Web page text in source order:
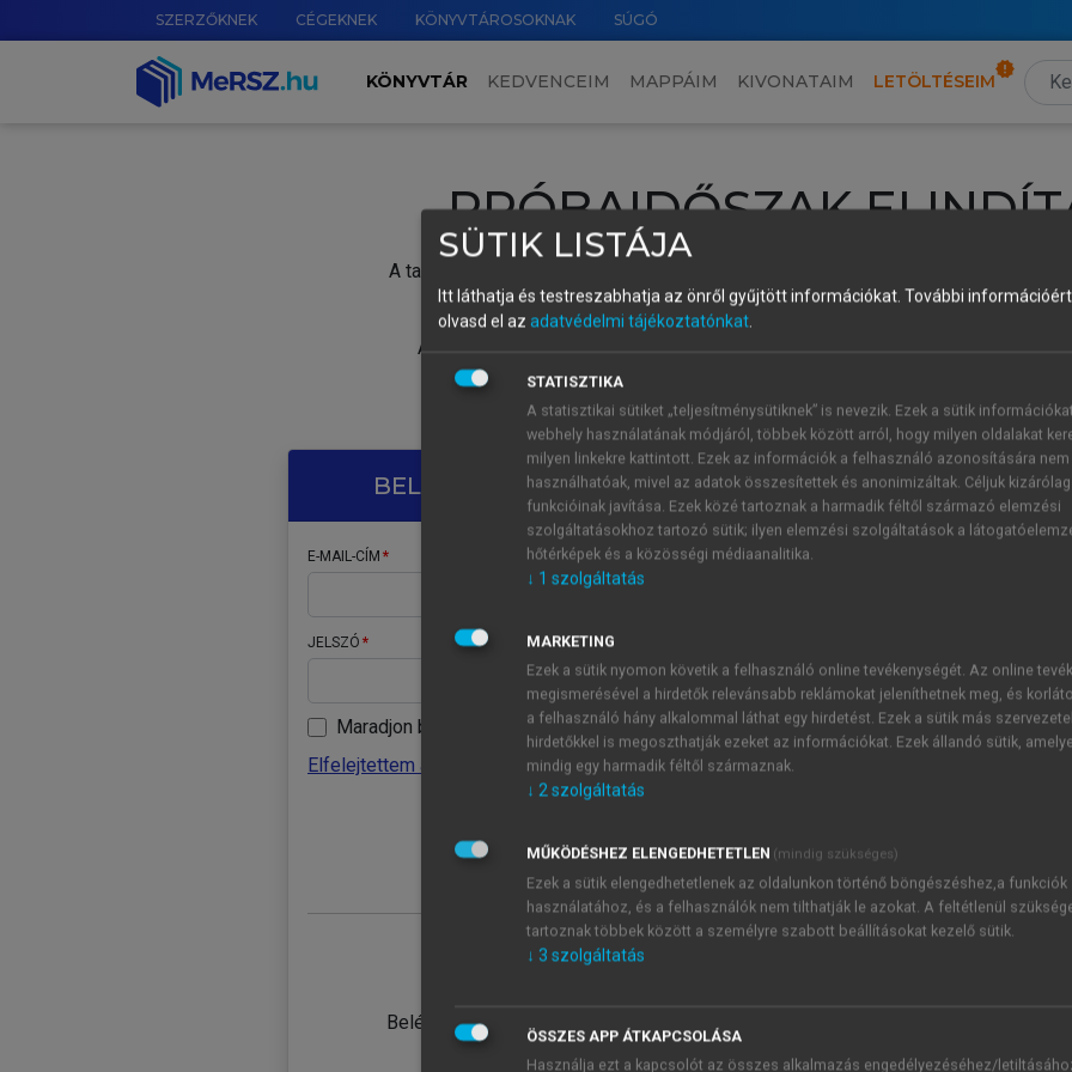
SZERZŐKNEK CÉGEKNEK KÖNYVTÁROSOKNAK SÚGÓ
KÖNYVTÁR KEDVENCEIM MAPPÁIM KIVONATAIM LETÖLTÉSEIM
PRÓBAIDŐSZAK
A tartalom megtekintéséhez lépj be a saját fiókoddal, iskolai azonosítóddal vagy
Új felhasználóként1 óra díjmentes hozzáférésrevagy
A próbaidőszak elindításához,
vagy hozz
A regisztráció után a
BELÉPÉS SAJÁT FIÓKKAL
E-MAIL-CÍM
JELSZÓ
Maradjon belépve
Elfelejtettem a jelszavamat
Belépés intézményi azonosítóval
ÚJ FIÓK
1 óra
JELSZÓ
Kérek értesítést a MeRSZ
Kérek értesítést az
SÜTIK LISTÁJA
Itt láthatja és testreszabhatja az önről gyűjtött információkat. További
olvasd el az adatvédelmi tájékoztatónkat.
STATISZTIKA
A statisztikai sütiket „teljesítménysütiknek” is nevezik. Ezek a sütik
webhely használatának módjáról, többek között arról, hogy milyen oldalakat
milyen linkekre kattintott. Ezek az információk a felhasználó azonosítására nem
használhatóak, mivel az adatok összesítettek és anonimizáltak. Céljuk
funkcióinak javítása. Ezek közé tartoznak a harmadik féltől származó elemzési
szolgáltatásokhoz tartozó sütik; ilyen elemzési szolgáltatások a
hőtérképek és a közösségi médiaanalitika.
↓ 1 szolgáltatás
MARKETING
Ezek a sütik nyomon követik a felhasználó online tevékenységét. Az online
megismerésével a hirdetők relevánsabb reklámokat jeleníthetnek meg, és
a felhasználó hány alkalommal láthat egy hirdetést. Ezek a sütik más
hirdetőkkel is megoszthatják ezeket az információkat. Ezek állandó sütik,
mindig egy harmadik féltől származnak.
↓ 2szolgáltatás
MŰKÖDÉSHEZ ELENGEDHETETLEN (mindig szükséges)
Ezek a sütik elengedhetetlenek az oldalunkon történő böngészéshez,a funkciók
használatához, és a felhasználók nem tilthatják le azokat. A feltétlenül
tartoznak többek között a személyre szabott beállításokat kezelő sütik.
↓ 3 szolgáltatás
ÖSSZES APP ÁTKAPCSOLÁSA
Használja ezt a kapcsolót az összes alkalmazás engedélyezéséhez/